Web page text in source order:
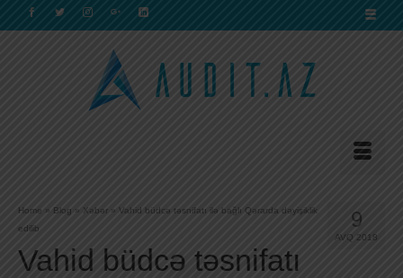
9
AVQ 2018
Home » Blog » Xəbər » Vahid büdcə təsnifatı ilə bağlı Qərarda dəyişiklik
edilib
Vahid büdcə təsnifatı